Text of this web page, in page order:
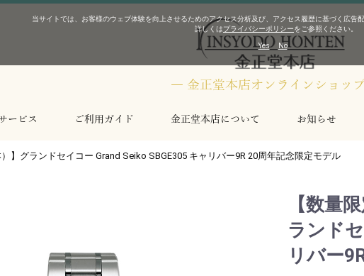
― 金正堂本店オンラインショッ
MR-G エムアールジー
MT-G エムティージー
G-SHOCK ジーショック
BABY-G ベビージー
OCEANUS オシアナス マンタ
クラシックライン
3針モデル
その他カシオ EDIFICE エディフィス
PROTREK プロトレック
The CITIZEN ザ･シチズン メカニカル
年差±1秒エコ･ドラ
年差±5秒エコ･ドラ
CAMPANOLA カンパノラ メカニカル
コンプリケーション
エコ･ドライブ
コスモサイン
ムーンフェイズ
ATTESA アテッサ
Series8 シリーズ8
Eco-Drive One エコドライブ・ワン
xC クロスシー
イコー エボリューション9コレクション
エレガンスコレクション
ヘリテージコレクション
スポーツコレクション
PRX
シースター
ル･ロックル
シュマン デ トゥレル
ジェントルマン
T-タッチ
その他
カーキ アビエーション
カーキ フィールド
カーキ ネイビー
ジャズマスター
ヴェンチュラ
アメリカンクラシック
マスター
コンクエスト コンクエスト
ハイドロコンクエスト
スピリット
エレガンス ドルチェヴィータ
ラグランクラシック
その他
ヘリテージ レジェンドダイバー
コンクエストヘリテージ
フラッグシップ
その他
クロノグラフ
パイロット
EZMミッションタイマー
ダイバーズ
クラシック
レディース
プロフェッショナル BR-03
BR-03 ダイバー
BR-03 GMT
BR-03 クロノ
アーバン BR-X5
BR-05
BR-05 GMT
BR-05 クロノ
ヴィンテージ BRV2
ービス ご利用ガイド 金正堂本店について お知らせ
】グランドセイコー Grand Seiko SBGE305 キャリバー9R 20周年記念限定モデル
【数量
ランド
リバー
当サイトでは、お客様のウェブ体験を向上させるためのアクセス分析及び、アクセス履歴に基づく広告
詳しくはプライバシーポリシーをご参照ください。
Yes No